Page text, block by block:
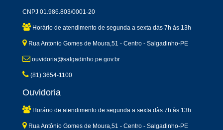
CNPJ 01.986.803/0001-20
Horário de atendimento de segunda a sexta dàs 7h às 13h
Rua Antonio Gomes de Moura,51 - Centro - Salgadinho-PE
ouvidoria@salgadinho.pe.gov.br
(81) 3654-1100
Ouvidoria
Horário de atendimento de segunda a sexta dàs 7h às 13h
Rua Antônio Gomes de Moura,51 - Centro - Salgadinho-PE